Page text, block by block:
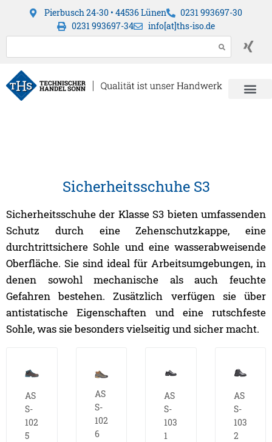
Pierbusch 24-30 • 44536 Lünen
0231 993697-30
0231 993697-34
info[at]ths-iso.de
Sicherheitsschuhe S3
Sicherheitsschuhe der Klasse S3 bieten umfassenden
Schutz durch eine Zehenschutzkappe, eine
durchtrittsichere Sohle und eine wasserabweisende
Oberfläche. Sie sind ideal für Arbeitsumgebungen, in
denen sowohl mechanische als auch feuchte
Gefahren bestehen. Zusätzlich verfügen sie über
antistatische Eigenschaften und eine rutschfeste
Sohle, was sie besonders vielseitig und sicher macht.
AS
S-
102
5
AS
S-
102
6
AS
S-
103
1
AS
S-
103
2